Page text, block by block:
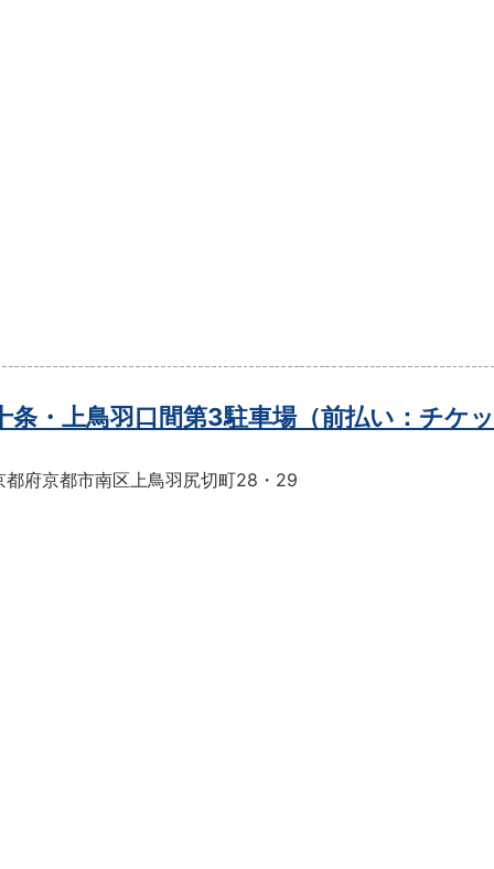
条・上鳥羽口間第3駐車場（前払い：チケ
都府京都市南区上鳥羽尻切町28・29